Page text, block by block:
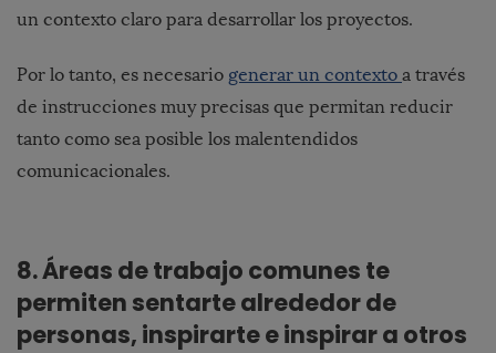
un contexto claro para desarrollar los proyectos.
Por lo tanto, es necesario generar un contexto a través
de instrucciones muy precisas que permitan reducir
tanto como sea posible los malentendidos
comunicacionales.
8. Áreas de trabajo comunes te
permiten sentarte alrededor de
personas, inspirarte e inspirar a otros